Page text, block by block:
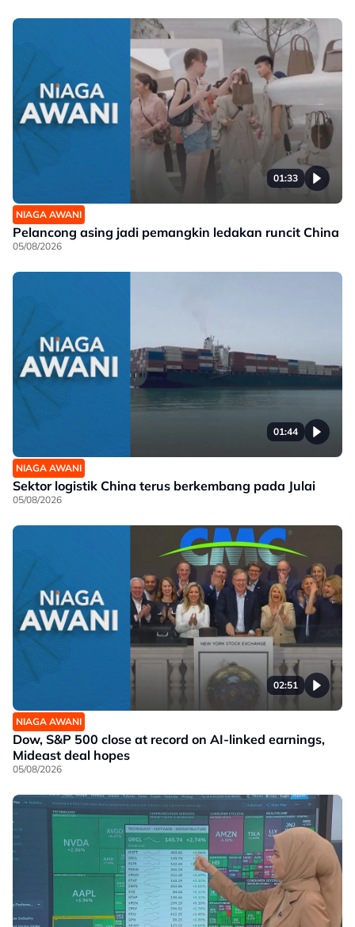
01:33
NIAGA AWANI
Pelancong asing jadi pemangkin ledakan runcit China
05/08/2026
01:44
NIAGA AWANI
Sektor logistik China terus berkembang pada Julai
05/08/2026
02:51
NIAGA AWANI
Dow, S&P 500 close at record on AI-linked earnings,
Mideast deal hopes
05/08/2026